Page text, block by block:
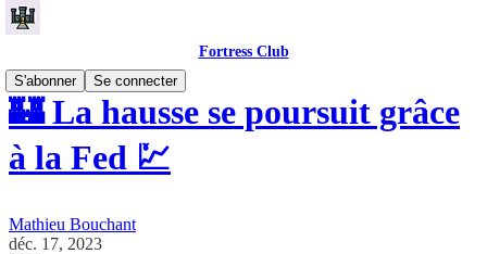
Fortress Club
S'abonner
Se connecter
🏰 La hausse se poursuit grâce
à la Fed 💹
Mathieu Bouchant
déc. 17, 2023